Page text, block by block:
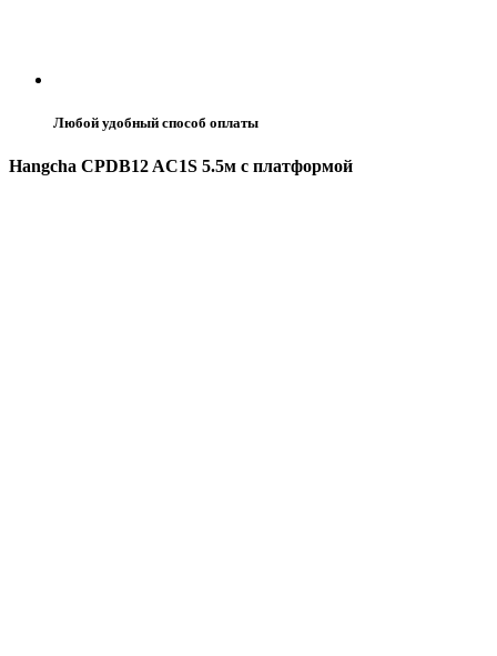
Любой удобный способ оплаты
Hangcha CPDB12 AC1S 5.5м с платформой